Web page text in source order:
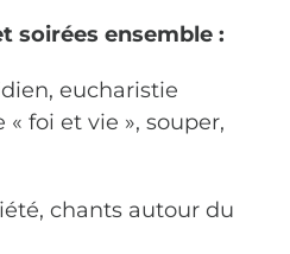
soirées ensemble :
eucharistie
foi et vie », souper,
chants autour du